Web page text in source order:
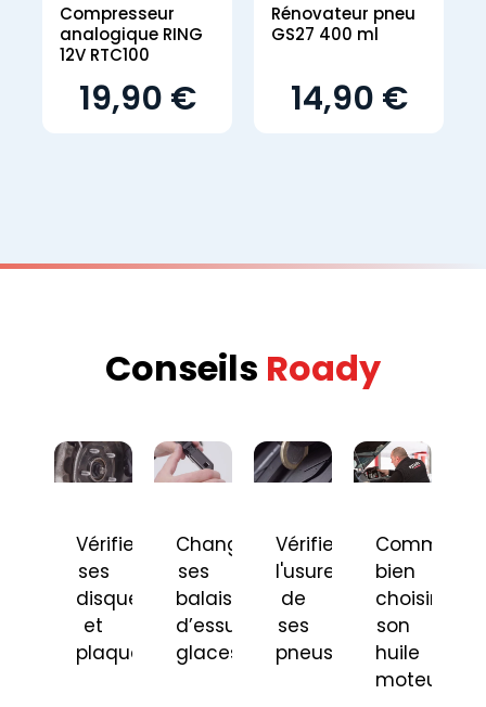
Compresseur
analogique RING
12V RTC100
19,90 €
Rénovateur pneu
GS27 400 ml
14,90 €
Conseils Roady
Vérifier
ses
disques
et
plaquettes
Changer
ses
balais
d’essuie-
glaces
Vérifier
l'usure
de
ses
pneus
Comment
bien
choisir
son
huile
moteur